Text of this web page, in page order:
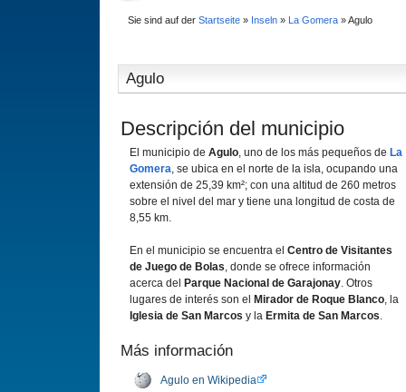
Sie sind auf der Startseite» Inseln» La Gomera»Agulo
Agulo
Descripción del municipio
El municipio de Agulo, uno de los más pequeños de La
Gomera, se ubica en el norte de la isla, ocupando una
extensión de 25,39 km²; con una altitud de 260 metros
sobre el nivel del mar y tiene una longitud de costa de
8,55 km.
En el municipio se encuentra el Centro de Visitantes
de Juego de Bolas, donde se ofrece información
acerca del
Parque Nacional de Garajonay. Otros
lugares de interés son el
Mirador de Roque Blanco, la
Iglesia de San Marcos y la Ermita de San Marcos.
Más información
Agulo en Wikipedia